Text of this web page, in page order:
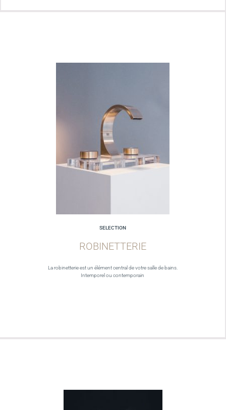
SELECTION
ROBINETTERIE
La robinetterie est un élément central de votre salle de bains.
Intemporel ou contemporain